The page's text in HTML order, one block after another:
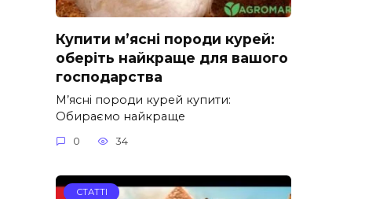
Купити м’ясні породи курей:
оберіть найкраще для вашого
господарства
М’ясні породи курей купити:
Обираємо найкраще
0 34
СТАТТІ